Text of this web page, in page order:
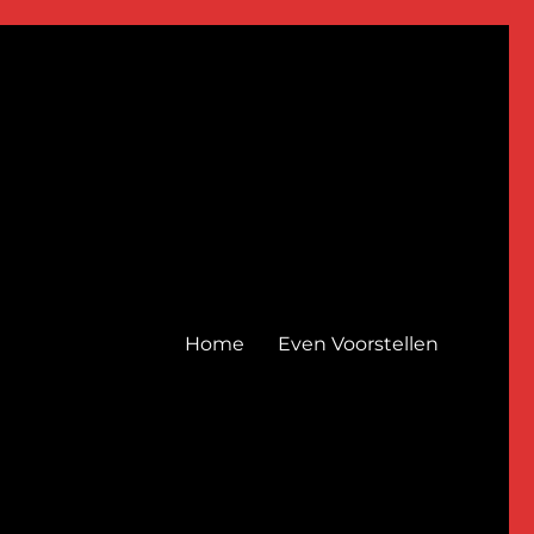
Home Even Voorstellen